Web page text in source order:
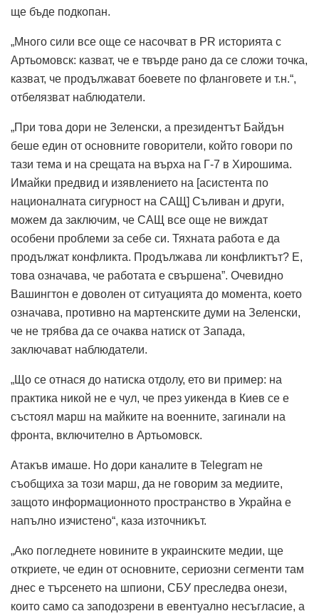
ще бъде подкопан.
„Много сили все още се насочват в PR историята с
Артьомовск: казват, че е твърде рано да се сложи точка,
казват, че продължават боевете по фланговете и т.н.“,
отбелязват наблюдатели.
„При това дори не Зеленски, а президентът Байдън
беше един от основните говорители, който говори по
тази тема и на срещата на върха на Г-7 в Хирошима.
Имайки предвид и изявлението на [асистента по
националната сигурност на САЩ] Съливан и други,
можем да заключим, че САЩ все още не виждат
особени проблеми за себе си. Тяхната работа е да
продължат конфликта. Продължава ли конфликтът? Е,
това означава, че работата е свършена”. Очевидно
Вашингтон е доволен от ситуацията до момента, което
означава, противно на мартенските думи на Зеленски,
че не трябва да се очаква натиск от Запада,
заключават наблюдатели.
„Що се отнася до натиска отдолу, ето ви пример: на
практика никой не е чул, че през уикенда в Киев се е
състоял марш на майките на военните, загинали на
фронта, включително в Артьомовск.
Атакъв имаше. Но дори каналите в Telegram не
съобщиха за този марш, да не говорим за медиите,
защото информационното пространство в Украйна е
напълно изчистено“, каза източникът.
„Ако погледнете новините в украинските медии, ще
откриете, че един от основните, сериозни сегменти там
днес е търсенето на шпиони, СБУ преследва онези,
които само са заподозрени в евентуално несъгласие, а